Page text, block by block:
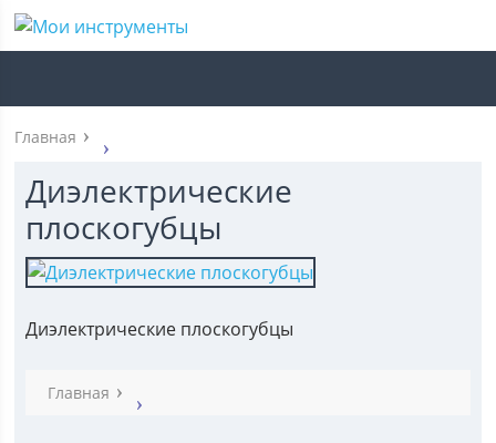
Главная
Диэлектрические
плоскогубцы
Диэлектрические плоскогубцы
Главная